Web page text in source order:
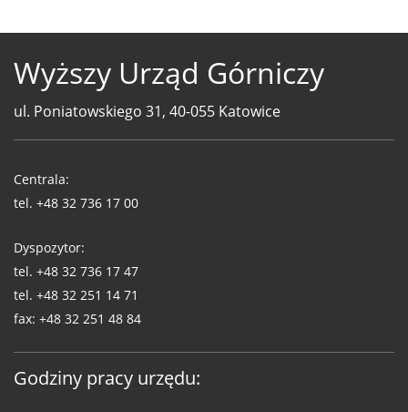
Wyższy Urząd Górniczy
ul. Poniatowskiego 31, 40-055 Katowice
WUG
Centrala:
tel. +48 32 736 17 00
Dyspozytor:
tel. +48 32 736 17 47
tel. +48 32 251 14 71
fax: +48 32 251 48 84
Godziny pracy urzędu: